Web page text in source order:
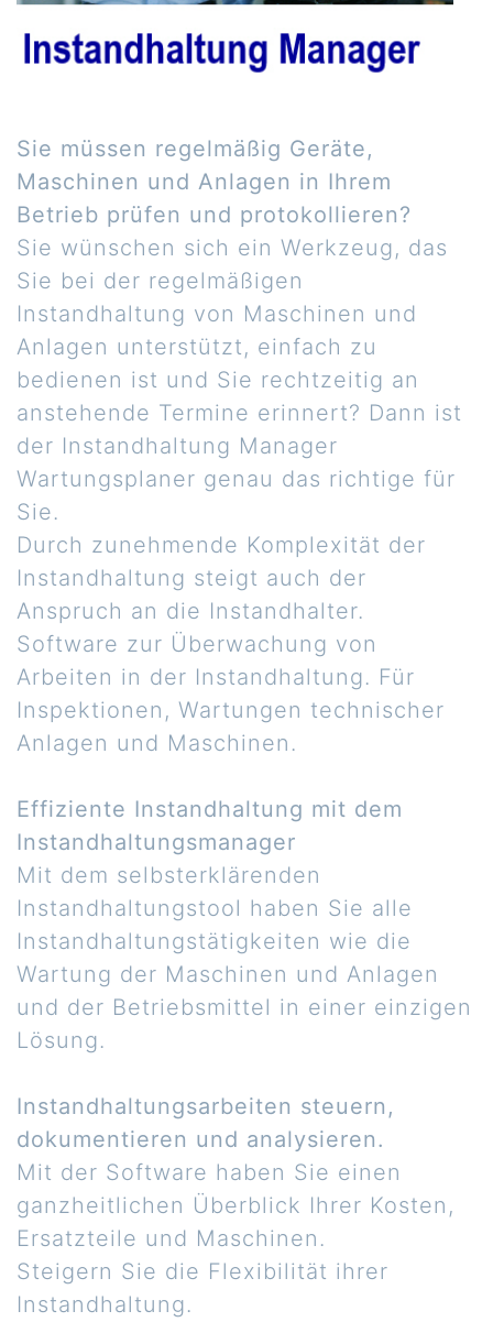
Sie müssen regelmäßig Geräte,
Maschinen und Anlagen in Ihrem
Betrieb prüfen und protokollieren?
Sie wünschen sich ein Werkzeug, das
Sie bei der regelmäßigen
Instandhaltung von Maschinen und
Anlagen unterstützt, einfach zu
bedienen ist und Sie rechtzeitig an
anstehende Termine erinnert? Dann ist
der Instandhaltung Manager
Wartungsplaner genau das richtige für
Sie.
Durch zunehmende Komplexität der
Instandhaltung steigt auch der
Anspruch an die Instandhalter.
Software zur Überwachung von
Arbeiten in der Instandhaltung. Für
Inspektionen, Wartungen technischer
Anlagen und Maschinen.
Effiziente Instandhaltung mit dem
Instandhaltungsmanager
Mit dem selbsterklärenden
Instandhaltungstool haben Sie alle
Instandhaltungstätigkeiten wie die
Wartung der Maschinen und Anlagen
und der Betriebsmittel in einer einzigen
Lösung.
Instandhaltungsarbeiten steuern,
dokumentieren und analysieren.
Mit der Software haben Sie einen
ganzheitlichen Überblick Ihrer Kosten,
Ersatzteile und Maschinen.
Steigern Sie die Flexibilität ihrer
Instandhaltung.